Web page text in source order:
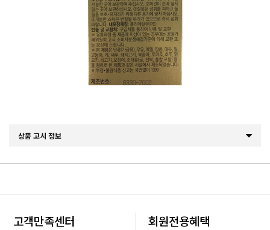
상품 고시 정보
고객만족센터 회원전용혜택